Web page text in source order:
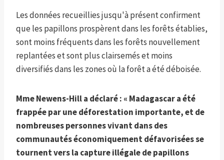
Les données recueillies jusqu'à présent confirment
que les papillons prospèrent dans les forêts établies,
sont moins fréquents dans les forêts nouvellement
replantées et sont plus clairsemés et moins
diversifiés dans les zones où la forêt a été déboisée.
Mme Newens-Hill a déclaré : « Madagascar a été
frappée par une déforestation importante, et de
nombreuses personnes vivant dans des
communautés économiquement défavorisées se
tournent vers la capture illégale de papillons